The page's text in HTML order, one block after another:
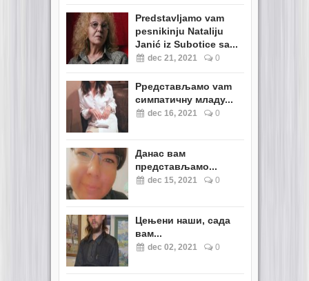
Predstavljamo vam
pesnikinju Nataliju
Janić iz Subotice sa...
dec 21, 2021 0
Pредстављамо vam
симпатичну младу...
dec 16, 2021 0
Данас вам
представљамо...
dec 15, 2021 0
Цењени наши, сада
вам...
dec 02, 2021 0